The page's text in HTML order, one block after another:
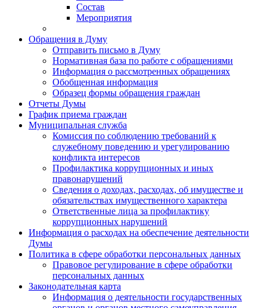
Состав
Мероприятия
Обращения в Думу
Отправить письмо в Думу
Нормативная база по работе с обращениями
Информация о рассмотренных обращениях
Обобщенная информация
Образец формы обращения граждан
Отчеты Думы
График приема граждан
Муниципальная служба
Комиссия по соблюдению требований к
служебному поведению и урегулированию
конфликта интересов
Профилактика коррупционных и иных
правонарушений
Сведения о доходах, расходах, об имуществе и
обязательствах имущественного характера
Ответственные лица за профилактику
коррупционных нарушений
Информация о расходах на обеспечение деятельности
Думы
Политика в сфере обработки персональных данных
Правовое регулирование в сфере обработки
персональных данных
Законодательная карта
Информация о деятельности государственных